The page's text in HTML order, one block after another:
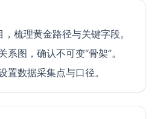
梳理黄金路径与关键字段。
系图，确认不可变“骨架”。
置数据采集点与口径。